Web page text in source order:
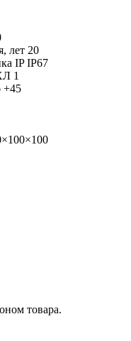
лет 20
IP IP67
1
+45
товара.